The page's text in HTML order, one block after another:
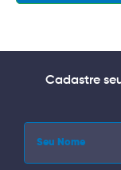
Cadastre